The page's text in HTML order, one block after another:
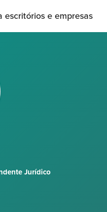
escritórios e empresas
Jurídico